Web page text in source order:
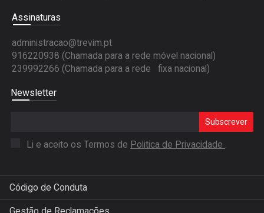
Assinaturas
administracao@trevim.pt
916220938 (Chamada para a rede móvel nacional)
239992266 (Chamada para a rede fixa nacional)
Newsletter
Subscrever
Li e aceito os Termos de Politica de Privacidade .
Código de Conduta